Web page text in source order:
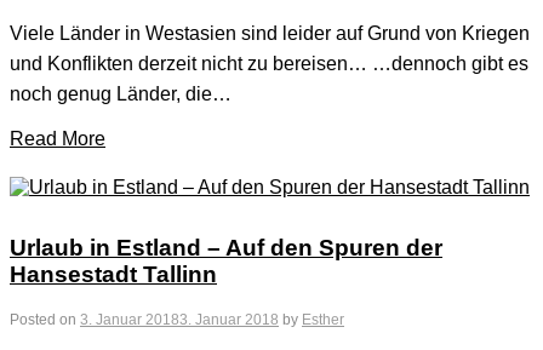
Viele Länder in Westasien sind leider auf Grund von Kriegen
und Konflikten derzeit nicht zu bereisen… …dennoch gibt es
noch genug Länder, die…
Read More
Urlaub in Estland – Auf den Spuren der
Hansestadt Tallinn
Posted on 3. Januar 20183. Januar 2018 by Esther